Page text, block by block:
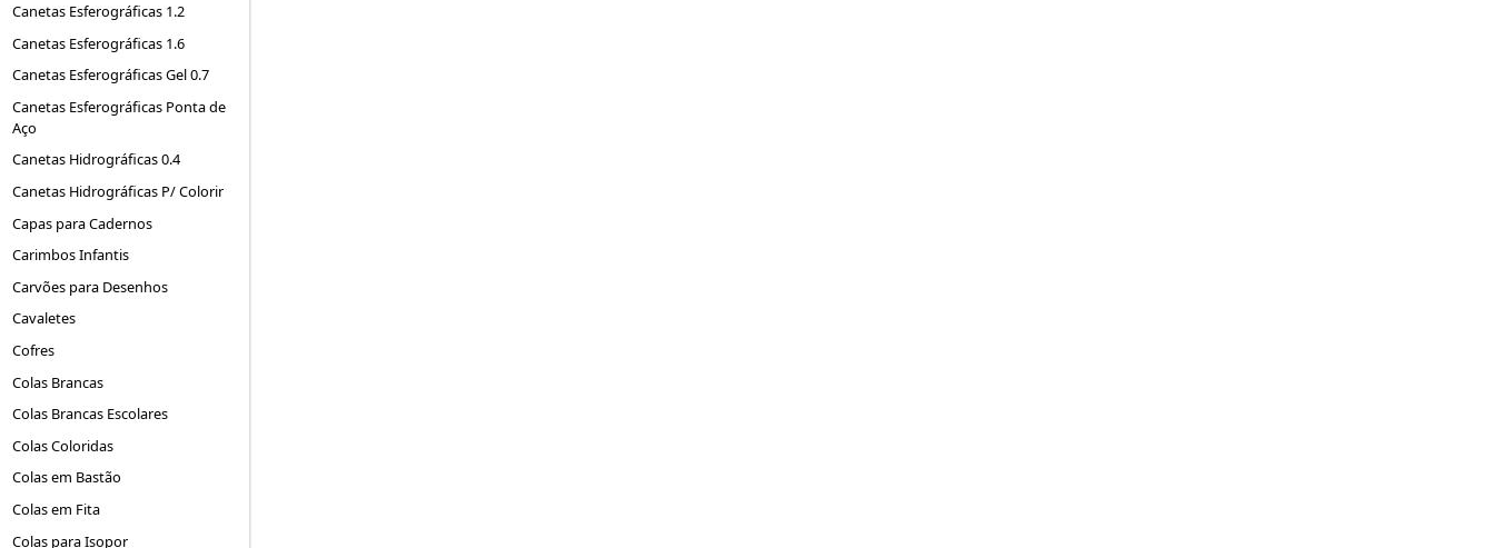
Canetas Esferográficas 1.2
Canetas Esferográficas 1.6
Canetas Esferográficas Gel 0.7
Canetas Esferográficas Ponta de
Aço
Canetas Hidrográficas 0.4
Canetas Hidrográficas P/ Colorir
Capas para Cadernos
Carimbos Infantis
Carvões para Desenhos
Cavaletes
Cofres
Colas Brancas
Colas Brancas Escolares
Colas Coloridas
Colas em Bastão
Colas em Fita
Colas para Isopor